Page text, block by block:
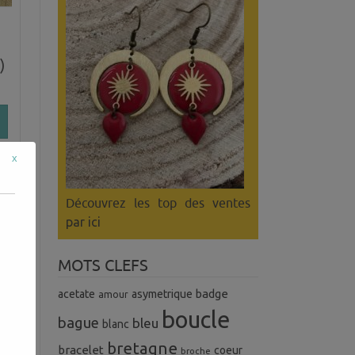
Découvrez les top des ventes
par ici
MOTS CLEFS
acetate amour asymetrique badge
bague blanc bleu boucle
bracelet bretagne broche coeur
x